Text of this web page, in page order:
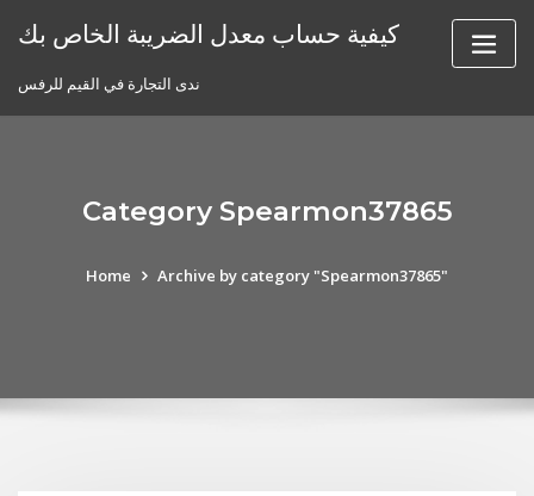
كيفية حساب معدل الضريبة الخاص بك
ندى التجارة في القيم للرفس
Category Spearmon37865
Home Archive by category "Spearmon37865"